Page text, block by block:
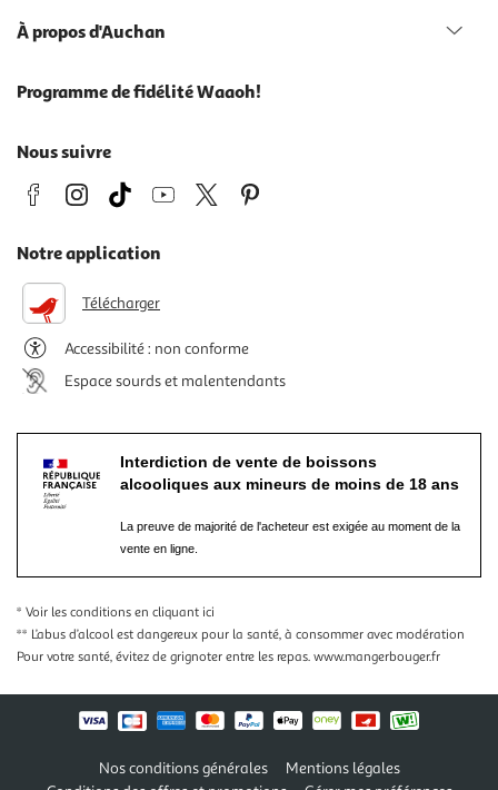
À propos d'Auchan
Programme de fidélité Waaoh!
Nous suivre
Notre application
Télécharger
Accessibilité : non conforme
Espace sourds et malentendants
Interdiction de vente de boissons
alcooliques aux mineurs de moins de 18 ans
La preuve de majorité de l'acheteur est exigée au moment de la
vente en ligne.
* Voir les conditions en cliquant ici
** L’abus d’alcool est dangereux pour la santé, à consommer avec modération
Pour votre santé, évitez de grignoter entre les repas. www.mangerbouger.fr
Nos conditions générales
Mentions légales